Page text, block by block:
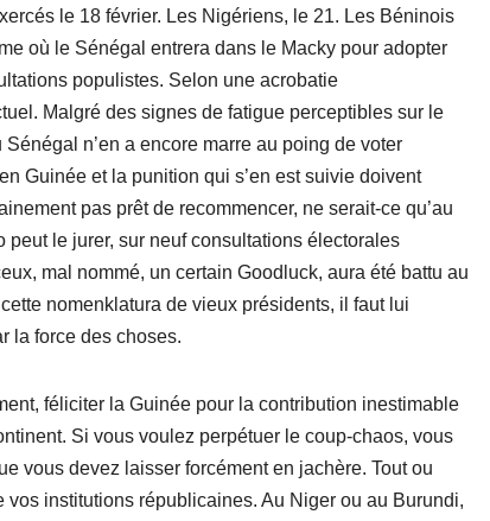
le 18 février. Les Nigériens, le 21. Les Béninois
où le Sénégal entrera dans le Macky pour adopter
populistes. Selon une acrobatie
Malgré des signes de fatigue perceptibles sur le
n’en a encore marre au poing de voter
Guinée et la punition qui s’en est suivie doivent
pas prêt de recommencer, ne serait-ce qu’au
le jurer, sur neuf consultations électorales
mal nommé, un certain Goodluck, aura été battu au
nomenklatura de vieux présidents, il faut lui
la force des choses.
féliciter la Guinée pour la contribution inestimable
Si vous voulez perpétuer le coup-chaos, vous
vous devez laisser forcément en jachère. Tout ou
institutions républicaines. Au Niger ou au Burundi,